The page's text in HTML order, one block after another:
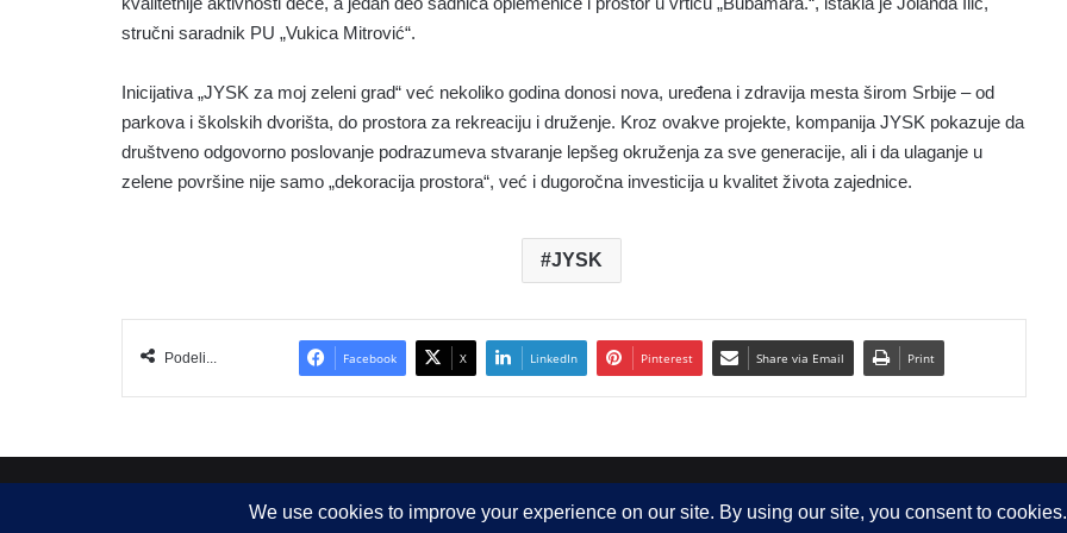
stručni saradnik PU „Vukica Mitrović“.
Inicijativa „JYSK za moj zeleni grad“ već nekoliko godina donosi nova, uređena i zdravija mesta širom Srbije – od
parkova i školskih dvorišta, do prostora za rekreaciju i druženje. Kroz ovakve projekte, kompanija JYSK pokazuje da
društveno odgovorno poslovanje podrazumeva stvaranje lepšeg okruženja za sve generacije, ali i da ulaganje u
zelene površine nije samo „dekoracija prostora“, već i dugoročna investicija u kvalitet života zajednice.
JYSK
Podeli... Facebook X LinkedIn Pinterest Share via Email Print